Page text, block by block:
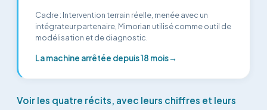
Cadre: Intervention terrain réelle, menée avec un
intégrateur partenaire, Mimorian utilisé comme outil de
modélisation et de diagnostic.
La machine arrêtée depuis 18 mois→
Voir les quatre récits, avec leurs chiffres et leurs